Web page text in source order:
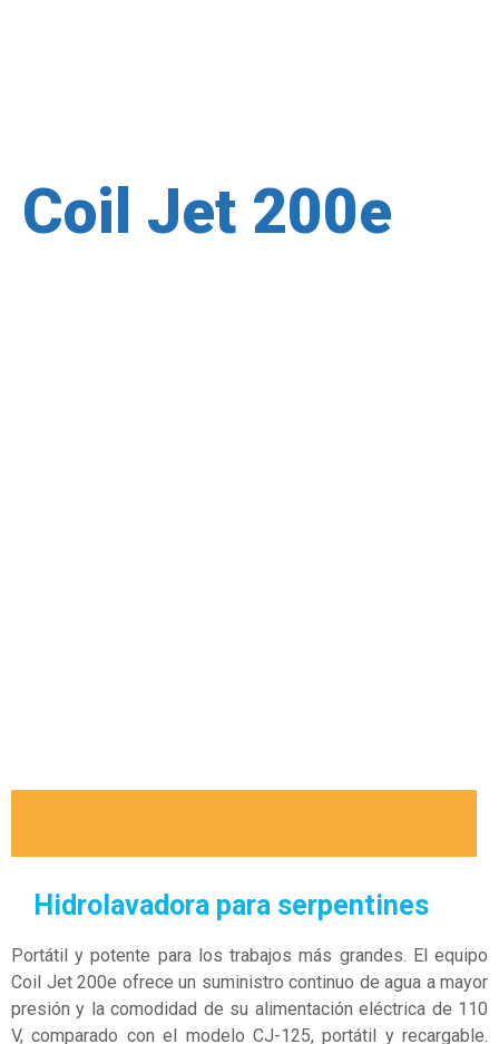
Coil Jet 200e
Hidrolavadora para serpentines
Portátil y potente para los trabajos más grandes. El equipo
Coil Jet 200e ofrece un suministro continuo de agua a mayor
presión y la comodidad de su alimentación eléctrica de 110
V, comparado con el modelo CJ-125, portátil y recargable.